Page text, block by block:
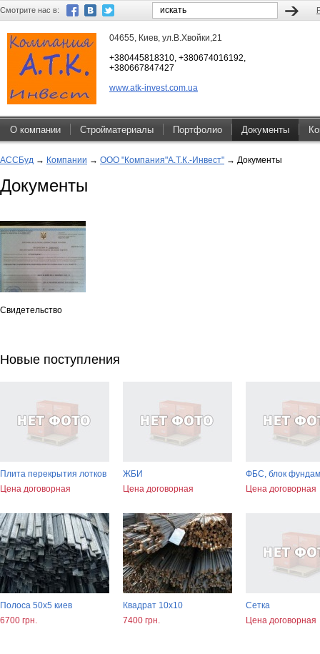
Смотрите нас в:
04655, Киев, ул.В.Хвойки,21
+380445818310, +380674016192,
+380667847427
www.atk-invest.com.ua
О компании Стройматериалы Портфолио Документы
АССБуд → Компании → ООО "Компания"А.Т.К.-Инвест" → Документы
Документы
Свидетельство
Новые поступления
Плита перекрытия лотков
Цена договорная
ЖБИ
Цена договорная
ФБС, блок
Цена договорная
Полоса 50х5 киев
6700 грн.
Квадрат 10х10
7400 грн.
Сетка
Цена договорная